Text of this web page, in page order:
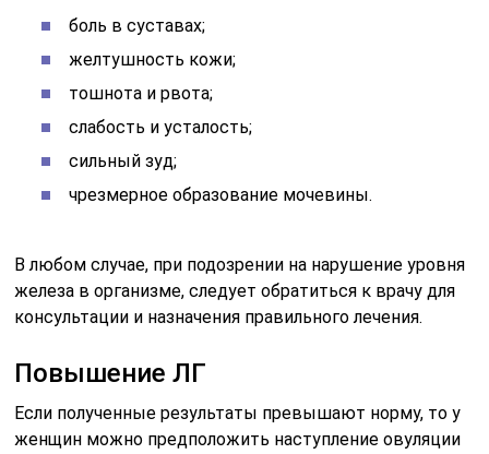
боль в суставах;
желтушность кожи;
тошнота и рвота;
слабость и усталость;
сильный зуд;
чрезмерное образование мочевины.
В любом случае, при подозрении на нарушение уровня
железа в организме, следует обратиться к врачу для
консультации и назначения правильного лечения.
Повышение ЛГ
Если полученные результаты превышают норму, то у
женщин можно предположить наступление овуляции